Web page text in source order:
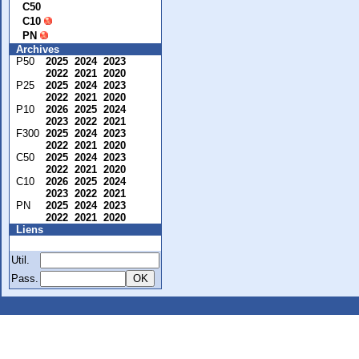
C50
C10
PN
Archives
P50
2025 2024 2023
2022 2021 2020
P25
2025 2024 2023
2022 2021 2020
P10
2026 2025 2024
2023 2022 2021
F300 2025 2024 2023
2022 2021 2020
C50
2025 2024 2023
2022 2021 2020
C10
2026 2025 2024
2023 2022 2021
PN
2025 2024 2023
2022 2021 2020
Liens
Util.
Pass.